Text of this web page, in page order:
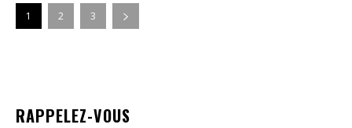
1 2 3
RAPPELEZ-VOUS